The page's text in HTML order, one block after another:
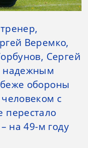
Веремко,
Сергей
надежным
обороны
с
перестало
на 49-м году